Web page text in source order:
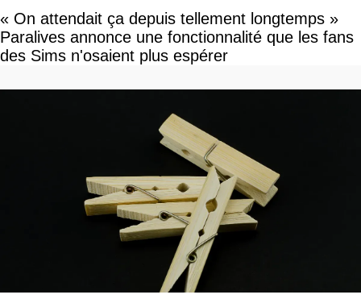
« On attendait ça depuis tellement longtemps »
Paralives annonce une fonctionnalité que les fans
des Sims n'osaient plus espérer